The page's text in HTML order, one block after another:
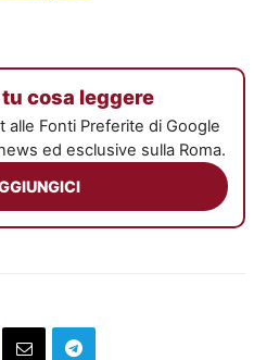
tu cosa leggere
alle Fonti Preferite di Google
ed esclusive sulla Roma.